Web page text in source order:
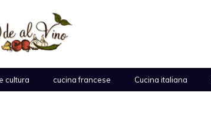
cultura cucina francese Cucina italiana